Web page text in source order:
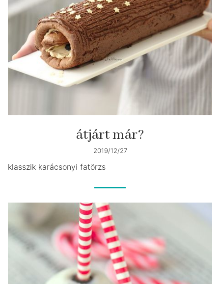
átjárt már?
2019/12/27
klasszik karácsonyi fatörzs